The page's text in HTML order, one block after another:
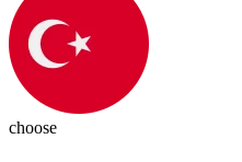
choose